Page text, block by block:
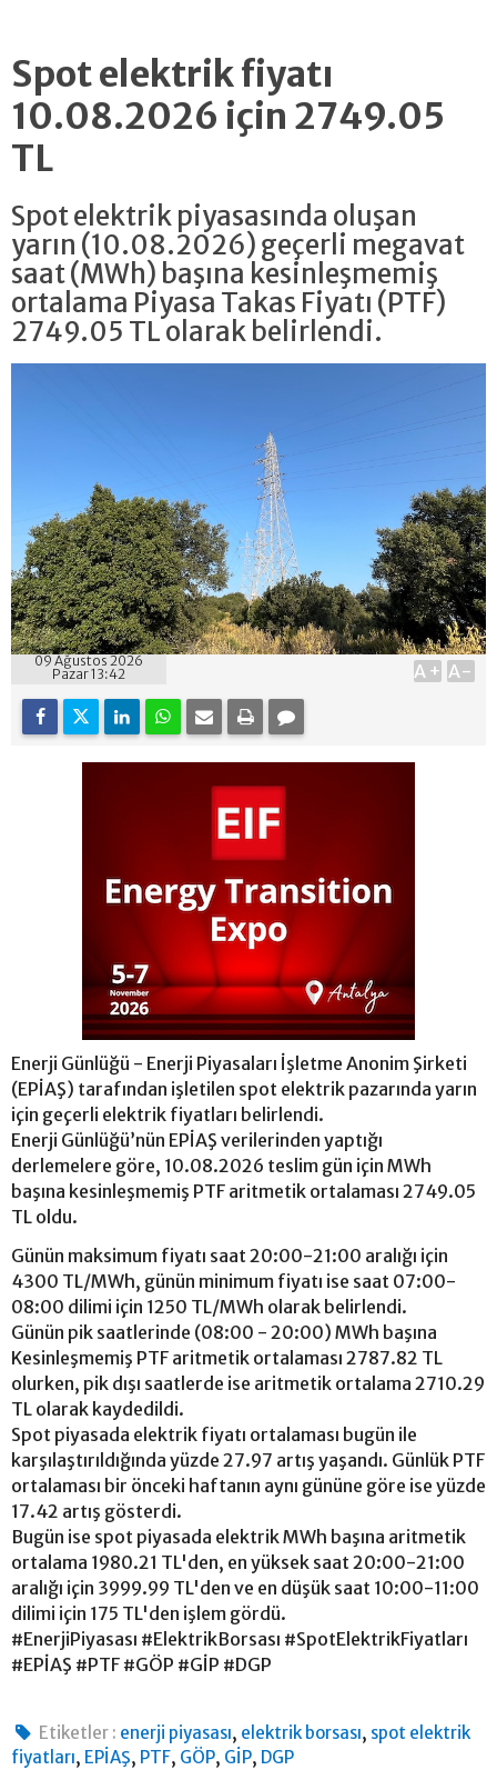
Spot elektrik fiyatı
10.08.2026 için 2749.05
TL
Spot elektrik piyasasında oluşan
yarın (10.08.2026) geçerli megavat
saat (MWh) başına kesinleşmemiş
ortalama Piyasa Takas Fiyatı (PTF)
2749.05 TL olarak belirlendi.
09 Ağustos 2026
Pazar 13:42
A+ A-
Enerji Günlüğü - Enerji Piyasaları İşletme Anonim Şirketi
(EPİAŞ) tarafından işletilen spot elektrik pazarında yarın
için geçerli elektrik fiyatları belirlendi.
Enerji Günlüğü’nün EPİAŞ verilerinden yaptığı
derlemelere göre, 10.08.2026 teslim gün için MWh
başına kesinleşmemiş PTF aritmetik ortalaması 2749.05
TL oldu.
Günün maksimum fiyatı saat 20:00-21:00 aralığı için
4300 TL/MWh, günün minimum fiyatı ise saat 07:00-
08:00 dilimi için 1250 TL/MWh olarak belirlendi.
Günün pik saatlerinde (08:00 - 20:00) MWh başına
Kesinleşmemiş PTF aritmetik ortalaması 2787.82 TL
olurken, pik dışı saatlerde ise aritmetik ortalama 2710.29
TL olarak kaydedildi.
Spot piyasada elektrik fiyatı ortalaması bugün ile
karşılaştırıldığında yüzde 27.97 artış yaşandı. Günlük PTF
ortalaması bir önceki haftanın aynı gününe göre ise yüzde
17.42 artış gösterdi.
Bugün ise spot piyasada elektrik MWh başına aritmetik
ortalama 1980.21 TL'den, en yüksek saat 20:00-21:00
aralığı için 3999.99 TL'den ve en düşük saat 10:00-11:00
dilimi için 175 TL'den işlem gördü.
#EnerjiPiyasası #ElektrikBorsası #SpotElektrikFiyatları
#EPİAŞ #PTF #GÖP #GİP #DGP
Etiketler : enerji piyasası, elektrik borsası, spot elektrik
fiyatları, EPİAŞ, PTF, GÖP, GİP, DGP